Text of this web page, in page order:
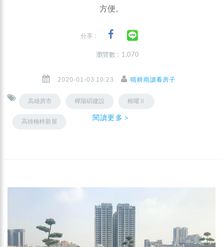
方便。
分享：
瀏覽數 : 1,070
2020-01-03 10:23 晴耕雨讀看房子
高雄房市 樺陽碩建設 榕曜Ⅱ
高雄楠梓新屋 閱讀更多＞